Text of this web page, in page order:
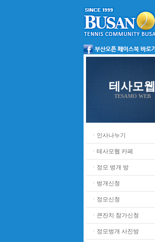
테사모웹
TESAMO WEB
ㆍ인사나누기
ㆍ테사모웹 카페
ㆍ정모 벙개 방
ㆍ벙개신청
ㆍ정모신청
ㆍ큰잔치 참가신청
ㆍ정모벙개 사진방